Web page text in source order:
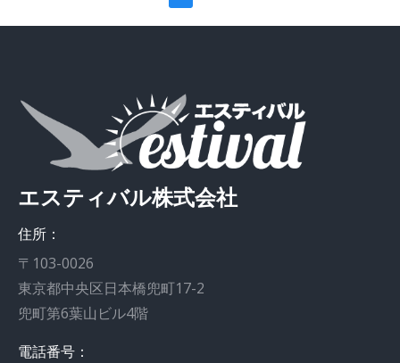
エスティバル株式会社
住所：
〒103-0026
東京都中央区日本橋兜町17-2
兜町第6葉山ビル4階
電話番号：